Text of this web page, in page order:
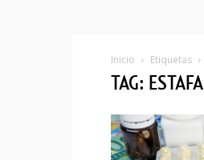
Inicio Etiquetas
TAG: ESTAFA